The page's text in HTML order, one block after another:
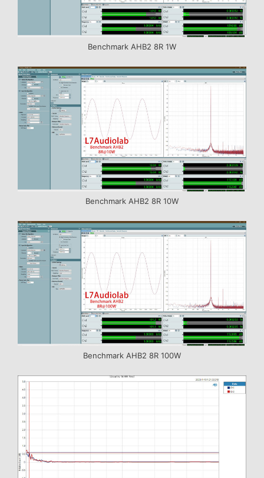
Benchmark AHB2 8R 1W
Benchmark AHB2 8R 10W
Benchmark AHB2 8R 100W